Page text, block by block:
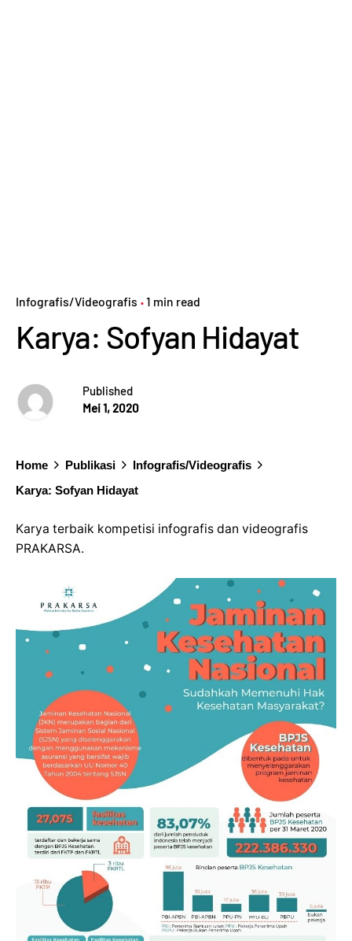
Infografis/Videografis 1 min read
Karya: Sofyan Hidayat
Published
Mei 1, 2020
Home Publikasi
Infografis/Videografis
Karya: Sofyan Hidayat
Karya terbaik kompetisi infografis dan videografis
PRAKARSA.